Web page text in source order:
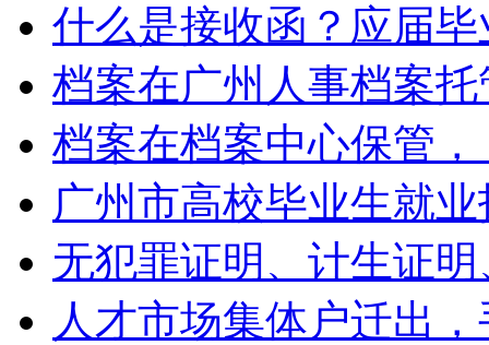
什么是接收函？应届
档案在广州人事档案
档案在档案中心保管
广州市高校毕业生就
无犯罪证明、计生证
人才市场集体户迁出